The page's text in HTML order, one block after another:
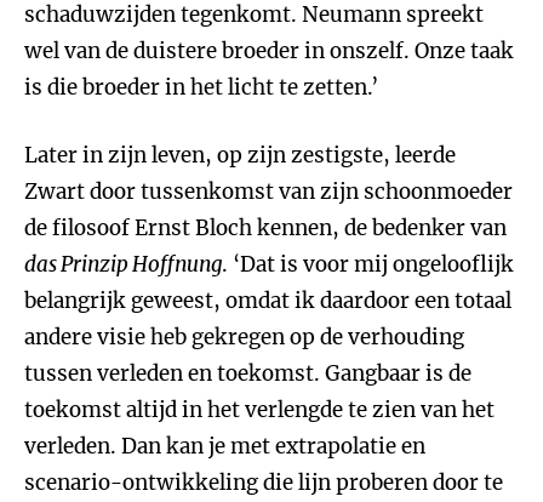
schaduwzijden tegenkomt. Neumann spreekt
wel van de duistere broeder in onszelf. Onze taak
is die broeder in het licht te zetten.’
Later in zijn leven, op zijn zestigste, leerde
Zwart door tussenkomst van zijn schoonmoeder
de filosoof Ernst Bloch kennen, de bedenker van
das Prinzip Hoffnung. ‘Dat is voor mij ongelooflijk
belangrijk geweest, omdat ik daardoor een totaal
andere visie heb gekregen op de verhouding
tussen verleden en toekomst. Gangbaar is de
toekomst altijd in het verlengde te zien van het
verleden. Dan kan je met extrapolatie en
scenario-ontwikkeling die lijn proberen door te